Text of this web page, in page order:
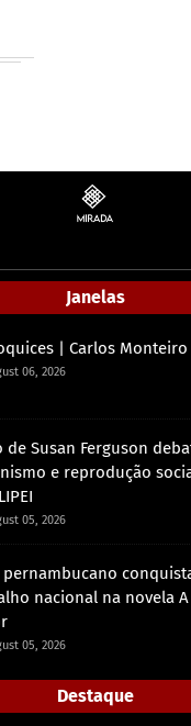
Janelas
| Carlos Monteiro
06, 2026
de Susan Ferguson
e reprodução
05, 2026
nacional na novela
05, 2026
Destaque